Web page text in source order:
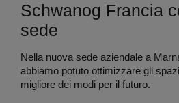
Schwanog Francia
sede
Nella nuova sede aziendale a
abbiamo potuto ottimizzare gli
migliore dei modi per il futuro.